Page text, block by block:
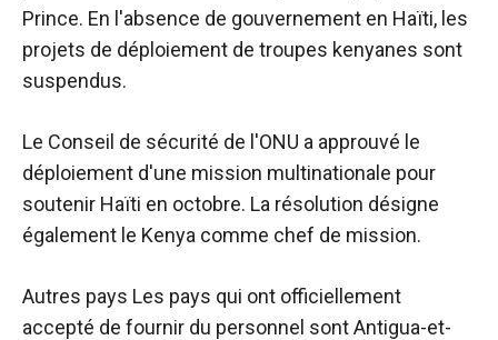
Prince. En l'absence de gouvernement en Haïti, les
projets de déploiement de troupes kenyanes sont
suspendus.
Le Conseil de sécurité de l'ONU a approuvé le
déploiement d'une mission multinationale pour
soutenir Haïti en octobre. La résolution désigne
également le Kenya comme chef de mission.
Autres pays Les pays qui ont officiellement
accepté de fournir du personnel sont Antigua-et-